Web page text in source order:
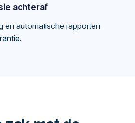
achteraf
en automatische rapporten